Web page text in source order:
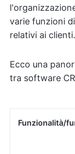
varie funzioni
relativi ai clienti.
Ecco una
tra software
Funzionalità/